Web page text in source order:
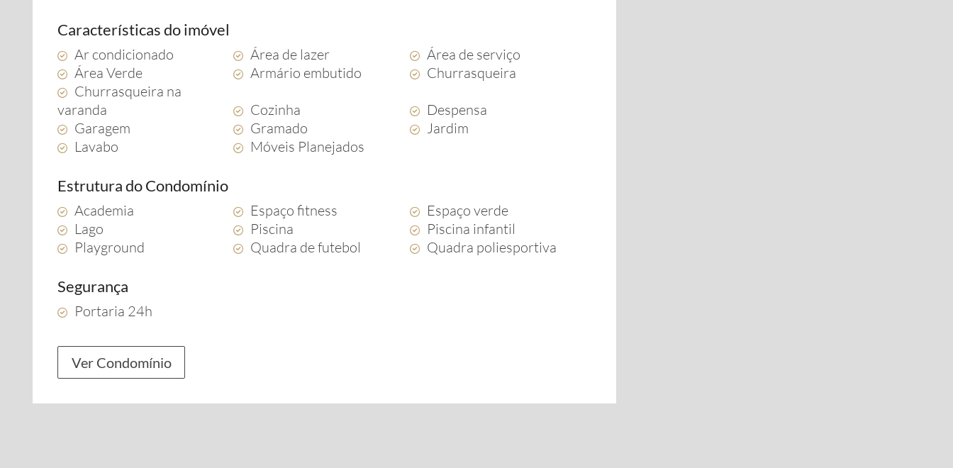
Características do imóvel
Ar condicionado Área de lazer
Área de serviço
Área Verde
Armário embutido
Churrasqueira
Churrasqueira na
varanda
Cozinha
Despensa
Garagem
Gramado
Jardim
Lavabo
Móveis Planejados
Estrutura do Condomínio
Academia Espaço fitness
Espaço verde
Lago
Piscina
Piscina infantil
Playground
Quadra de futebol Quadra poliesportiva
Segurança
Portaria 24h
Ver Condomínio